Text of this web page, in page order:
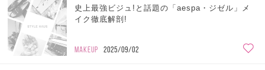
史上最強ビジュ!と話題の「aespa・ジゼル」メ
イク徹底解剖!
MAKEUP 2025/09/02